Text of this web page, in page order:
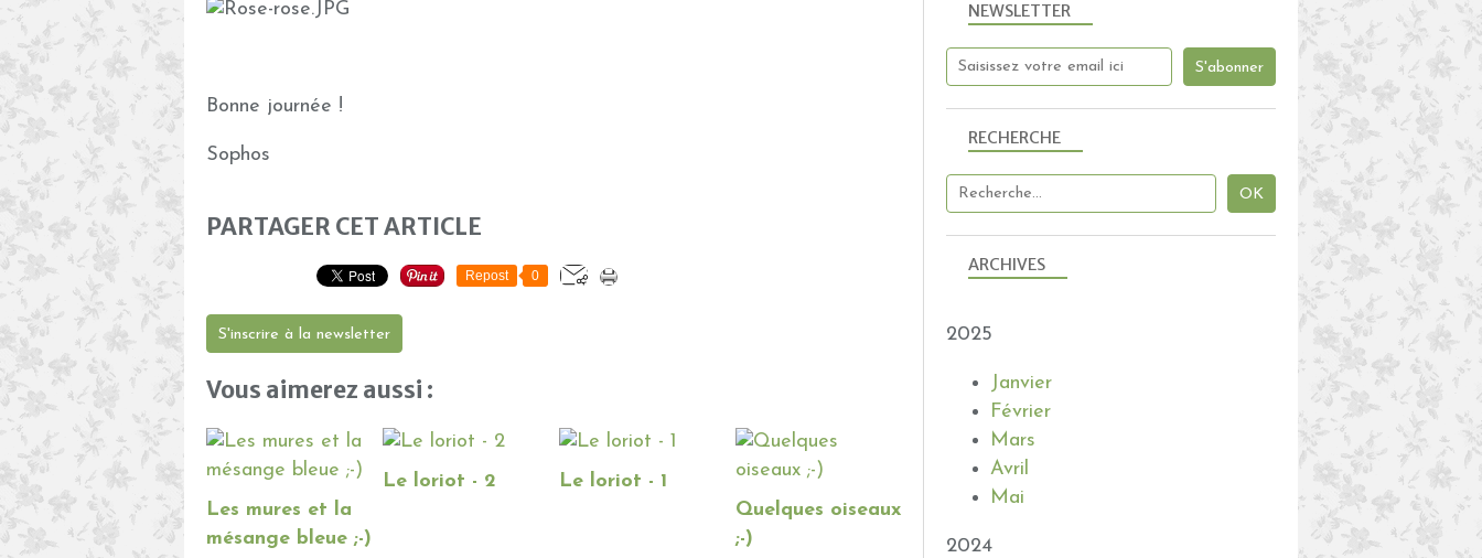
Bonne journée !
Sophos
PARTAGER CET ARTICLE
Repost 0
S'inscrire à la newsletter
Vous aimerez aussi :
Les mures et la
mésange bleue ;-)
Le loriot - 2
Le loriot - 1
Quelques oiseaux
;-)
NEWSLETTER
RECHERCHE
ARCHIVES
2025
Janvier
Février
Mars
Avril
Mai
2024